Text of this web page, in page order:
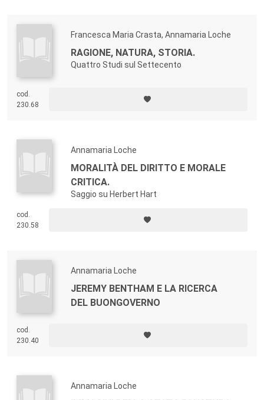
Francesca Maria Crasta, Annamaria Loche
RAGIONE, NATURA, STORIA.
Quattro Studi sul Settecento
cod.
230.68
Annamaria Loche
MORALITÀ DEL DIRITTO E MORALE
CRITICA.
Saggio su Herbert Hart
cod.
230.58
Annamaria Loche
JEREMY BENTHAM E LA RICERCA
DEL BUONGOVERNO
cod.
230.40
Annamaria Loche